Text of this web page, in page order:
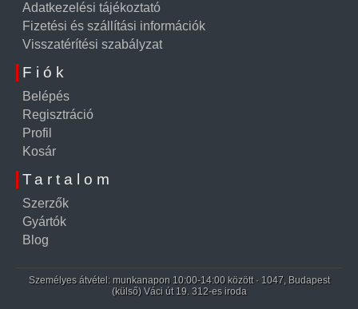
Adatkezelési tájékoztató
Fizetési és szállítási információk
Visszatérítési szabályzat
Fiók
Belépés
Regisztráció
Profil
Kosár
Tartalom
Szerzők
Gyártók
Blog
Személyes átvétel: munkanapon 10:00-14:00 között · 1047, Budapest
(külső) Váci út 19. 312-es iroda